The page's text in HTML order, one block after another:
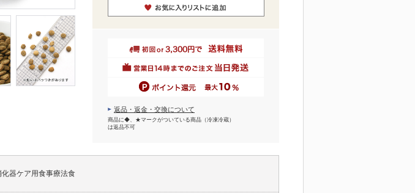
返品・返金・交換について
商品に◆、★マークがついている商品（冷凍冷蔵）
は返品不可
化器ケア用食事療法食